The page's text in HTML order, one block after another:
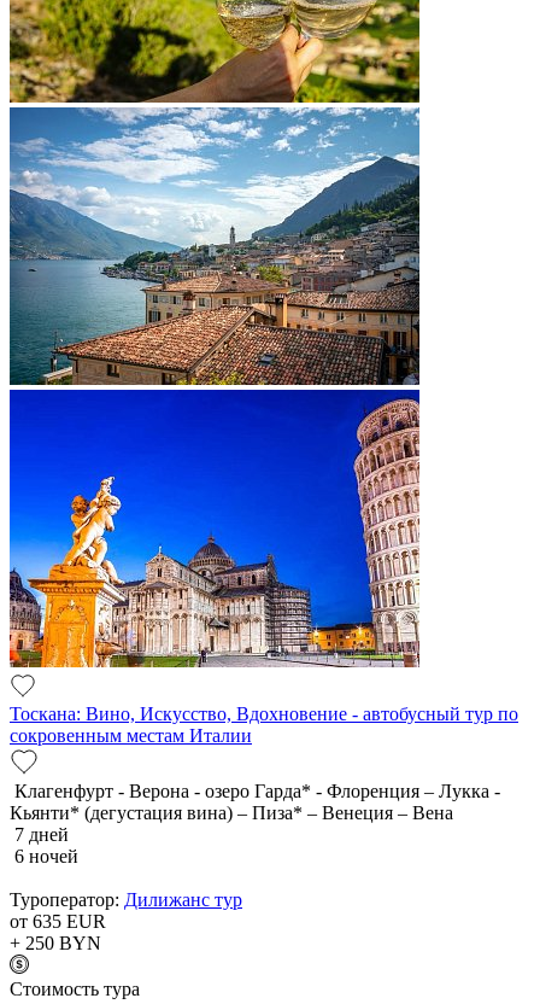
Тоскана: Вино, Искусство, Вдохновение - автобусный тур по
сокровенным местам Италии
Клагенфурт - Верона - озеро Гарда* - Флоренция – Лукка -
Кьянти* (дегустация вина) – Пиза* – Венеция – Вена
7 дней
6 ночей
Туроператор: Дилижанс тур
от 635 EUR
+ 250 BYN
Cтоимость тура